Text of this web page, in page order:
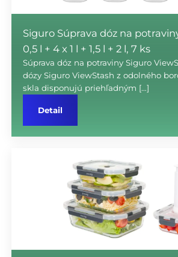
Siguro Súprava dóz na
0,5 l + 4 x 1 l + 1,5 l + 2 l, 7 ks
Súprava dóz na potraviny Siguro
dózy Siguro ViewStash z odolného
skla disponujú priehľadným […]
Detail